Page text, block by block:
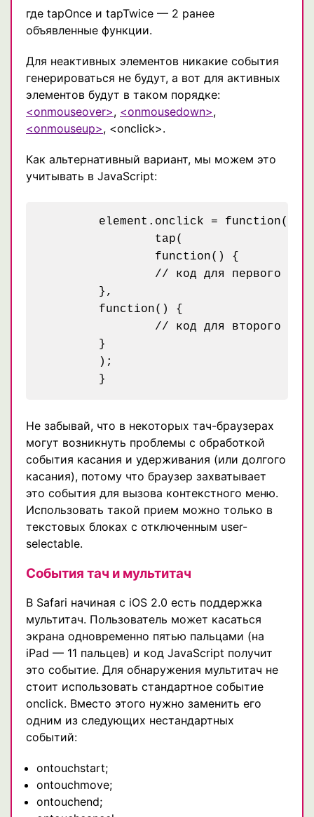
где tapOnce и tapTwice — 2 ранее
объявленные функции.
Для неактивных элементов никакие события
генерироваться не будут, а вот для активных
элементов будут в таком порядке:
<onmouseover>, <onmousedown>,
<onmouseup>, <onclick>.
Как альтернативный вариант, мы можем это
учитывать в JavaScript:
Не забывай, что в некоторых тач-браузерах
могут возникнуть проблемы с обработкой
события касания и удерживания (или долгого
касания), потому что браузер захватывает
это события для вызова контекстного меню.
Использовать такой прием можно только в
текстовых блоках с отключенным user-
selectable.
События тач и мультитач
В Safari начиная с iOS 2.0 есть поддержка
мультитач. Пользователь может касаться
экрана одновременно пятью пальцами (на
iPad — 11 пальцев) и код JavaScript получит
это событие. Для обнаружения мультитач не
стоит использовать стандартное событие
onclick. Вместо этого нужно заменить его
одним из следующих нестандартных
событий:
ontouchstart;
ontouchmove;
ontouchend;